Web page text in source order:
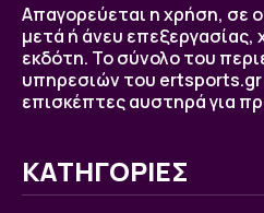
Απαγορεύεται η χρήση, σε
μετά ή άνευ επεξεργασίας,
εκδότη. Το σύνολο του
υπηρεσιών του ertsports.gr
επισκέπτες αυστηρά για
ΚΑΤΗΓΟΡΙΕΣ